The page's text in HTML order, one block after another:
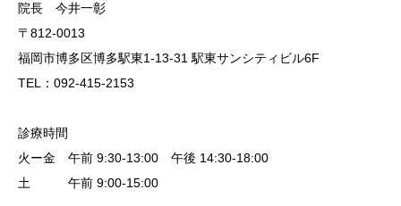
院長 今井一彰
〒812-0013
福岡市博多区博多駅東1-13-31 駅東サンシティビル6F
TEL：092-415-2153
診療時間
火ー金 午前 9:30-13:00 午後 14:30-18:00
土 午前 9:00-15:00